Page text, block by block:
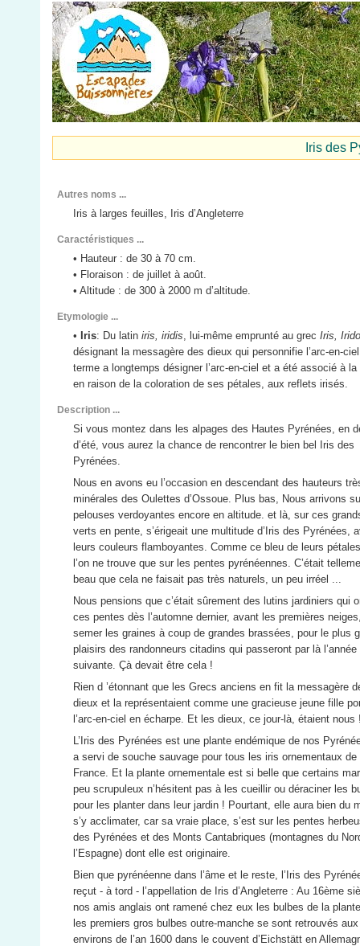
Iris des
Autres noms ...
Iris à larges feuilles, Iris d’Angleterre
Caractéristiques ...
• Hauteur : de 30 à 70 cm.
• Floraison : de juillet à août.
• Altitude : de 300 à 2000 m d’altitude.
Etymologie ...
• Iris: Du latin iris, iridis, lui-même emprunté au grec Iris,
désignant la messagère des dieux qui personnifie l’arc-en-
terme a longtemps désigner l’arc-en-ciel et a été associé à la
en raison de la coloration de ses pétales, aux reflets irisés.
Description ...
Si vous montez dans les alpages des Hautes Pyrénées, en
d’été, vous aurez la chance de rencontrer le bien bel Iris des
Pyrénées.
Nous en avons eu l’occasion en descendant des hauteurs
minérales des Oulettes d’Ossoue. Plus bas, Nous arrivons
pelouses verdoyantes encore en altitude. et là, sur ces
verts en pente, s’érigeait une multitude d’Iris des Pyrénées,
leurs couleurs flamboyantes. Comme ce bleu de leurs
l’on ne trouve que sur les pentes pyrénéennes. C’était
beau que cela ne faisait pas très naturels, un peu irréel ...
Nous pensions que c’était sûrement des lutins jardiniers qui
ces pentes dès l’automne dernier, avant les premières
semer les graines à coup de grandes brassées, pour le plus
plaisirs des randonneurs citadins qui passeront par là l’année
suivante. Çà devait être cela !
Rien d ’étonnant que les Grecs anciens en fit la messagère
dieux et la représentaient comme une gracieuse jeune fille
l’arc-en-ciel en écharpe. Et les dieux, ce jour-là, étaient nous
L’Iris des Pyrénées est une plante endémique de nos
a servi de souche sauvage pour tous les iris ornementaux de
France. Et la plante ornementale est si belle que certains
peu scrupuleux n’hésitent pas à les cueillir ou déraciner les
pour les planter dans leur jardin ! Pourtant, elle aura bien du
s’y acclimater, car sa vraie place, s’est sur les pentes
des Pyrénées et des Monts Cantabriques (montagnes du
l’Espagne) dont elle est originaire.
Bien que pyrénéenne dans l’âme et le reste, l’Iris des
reçut - à tord - l’appellation de Iris d’Angleterre : Au 16ème
nos amis anglais ont ramené chez eux les bulbes de la
les premiers gros bulbes outre-manche se sont retrouvés aux
environs de l’an 1600 dans le couvent d’Eichstätt en